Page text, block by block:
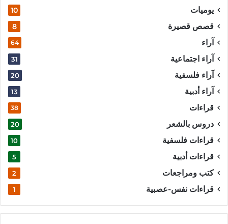
يوميات 10
قصص قصيرة 8
آراء 64
آراء اجتماعية 31
آراء فلسفية 20
آراء أدبية 13
قراءات 38
دروس بالشعر 20
قراءات فلسفية 10
قراءات أدبية 5
كتب ومراجعات 2
قراءات نفس-عصبية 1